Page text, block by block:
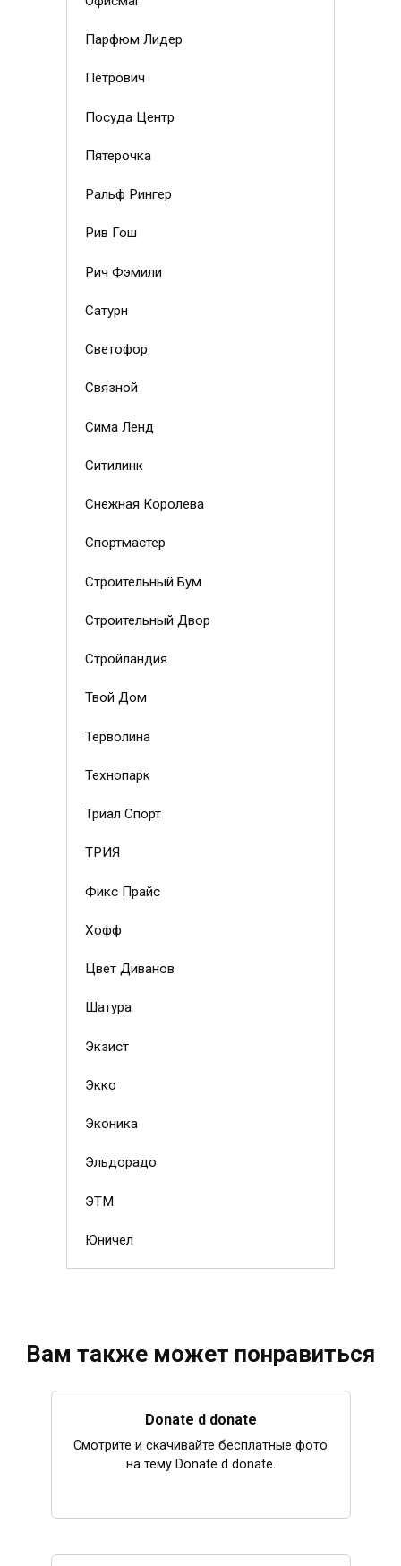
Парфюм Лидер
Петрович
Посуда Центр
Пятерочка
Ральф Рингер
Рив Гош
Рич Фэмили
Сатурн
Светофор
Связной
Сима Ленд
Ситилинк
Снежная Королева
Спортмастер
Строительный Бум
Строительный Двор
Стройландия
Твой Дом
Терволина
Технопарк
Триал Спорт
ТРИЯ
Фикс Прайс
Хофф
Цвет Диванов
Шатура
Экзист
Экко
Эконика
Эльдорадо
ЭТМ
Юничел
Вам также может понравиться
Donate d donate
Смотрите и скачивайте бесплатные фото
на тему Donate d donate.